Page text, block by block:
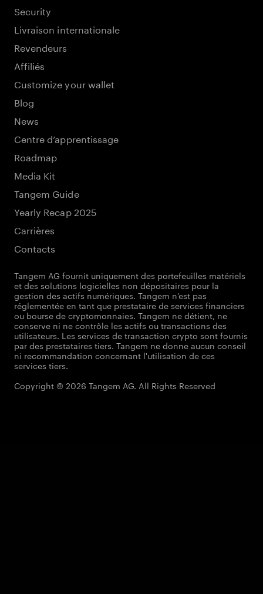
Security
Livraison internationale
Revendeurs
Affiliés
Customize your wallet
Blog
News
Centre d’apprentissage
Roadmap
Media Kit
Tangem Guide
Yearly Recap 2025
Carrières
Contacts
Tangem AG fournit uniquement des portefeuilles matériels
et des solutions logicielles non dépositaires pour la
gestion des actifs numériques. Tangem n’est pas
réglementée en tant que prestataire de services financiers
ou bourse de cryptomonnaies. Tangem ne détient, ne
conserve ni ne contrôle les actifs ou transactions des
utilisateurs. Les services de transaction crypto sont fournis
par des prestataires tiers. Tangem ne donne aucun conseil
ni recommandation concernant l'utilisation de ces
services tiers.